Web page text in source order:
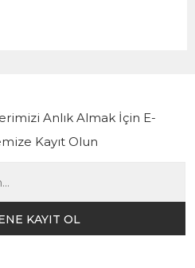
Anlık Almak İçin E-
Kayıt Olun
KAYIT OL